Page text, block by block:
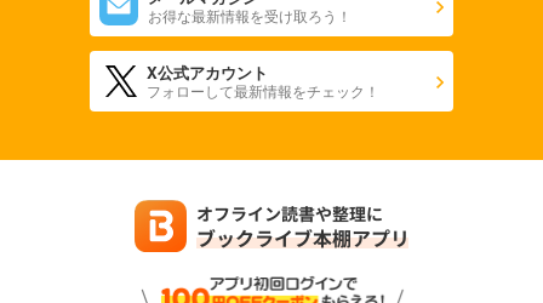
お得な最新情報を受け取ろう！
X公式アカウント
フォローして最新情報をチェック！